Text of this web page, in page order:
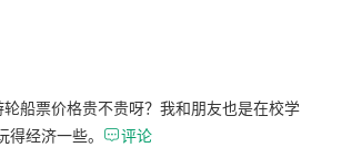
船票价格贵不贵呀？我和朋友也是在校学
得经济一些。 评论